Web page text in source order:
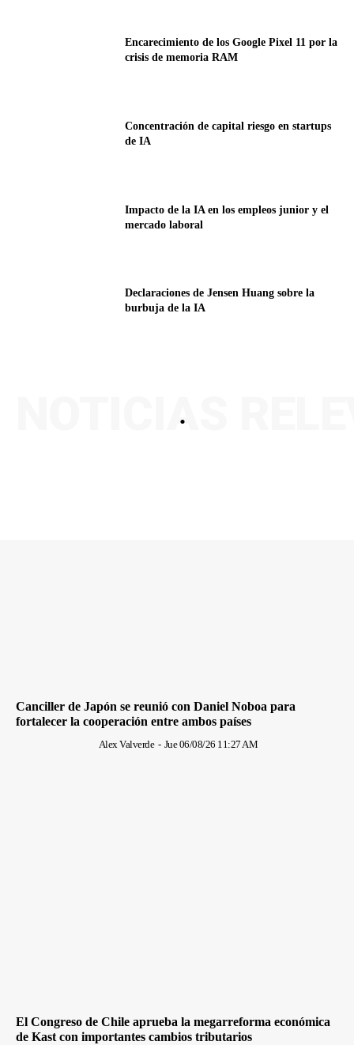
Encarecimiento de los Google Pixel 11 por la
crisis de memoria RAM
Concentración de capital riesgo en startups
de IA
Impacto de la IA en los empleos junior y el
mercado laboral
Declaraciones de Jensen Huang sobre la
burbuja de la IA
.
NOTICIAS
Canciller de Japón se reunió con Daniel Noboa para
fortalecer la cooperación entre ambos países
Alex Valverde - Jue 06/08/26 11:27 AM
El Congreso de Chile aprueba la megarreforma económica
de Kast con importantes cambios tributarios